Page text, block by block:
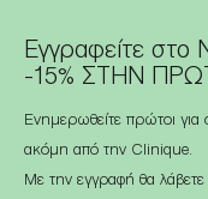
Εγγραφείτε στο
-15% ΣΤΗΝ
Ενημερωθείτε πρώτοι για
ακόμη από την Clinique.
Με την εγγραφή θα